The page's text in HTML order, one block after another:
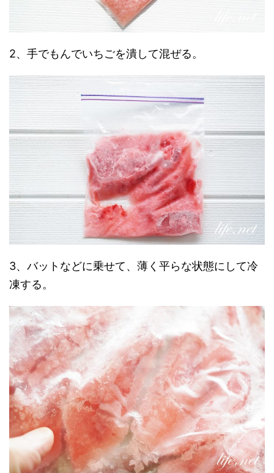
2、手でもんでいちごを潰して混ぜる。
3、バットなどに乗せて、薄く平らな状態にして冷
凍する。